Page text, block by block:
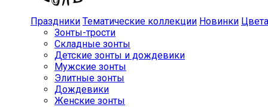
Праздники Тематические коллекции Новинки Цвета
Зонты-трости
Складные зонты
Детские зонты и дождевики
Мужские зонты
Элитные зонты
Дождевики
Женские зонты